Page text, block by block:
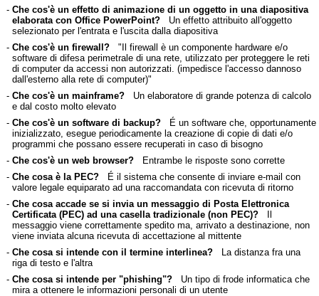
- Che cos'è un effetto di animazione di un oggetto in una diapositiva
elaborata con Office PowerPoint?Un effetto attribuito all'oggetto
selezionato per l'entrata e l'uscita dalla diapositiva
- Che cos'è un firewall?"Il firewall è un componente hardware e/o
software di difesa perimetrale di una rete, utilizzato per proteggere le reti
di computer da accessi non autorizzati. (impedisce l'accesso dannoso
dall'esterno alla rete di computer)"
- Che cos'è un mainframe?Un elaboratore di grande potenza di calcolo
e dal costo molto elevato
- Che cos'è un software di backup?É un software che, opportunamente
inizializzato, esegue periodicamente la creazione di copie di dati e/o
programmi che possano essere recuperati in caso di bisogno
- Che cos'è un web browser?Entrambe le risposte sono corrette
- Che cosa è la PEC?É il sistema che consente di inviare e-mail con
valore legale equiparato ad una raccomandata con ricevuta di ritorno
- Che cosa accade se si invia un messaggio di Posta Elettronica
Certificata (PEC) ad una casella tradizionale (non PEC)?Il
messaggio viene correttamente spedito ma, arrivato a destinazione, non
viene inviata alcuna ricevuta di accettazione al mittente
- Che cosa si intende con il termine interlinea?La distanza fra una
riga di testo e l'altra
- Che cosa si intende per "phishing"?Un tipo di frode informatica che
mira a ottenere le informazioni personali di un utente